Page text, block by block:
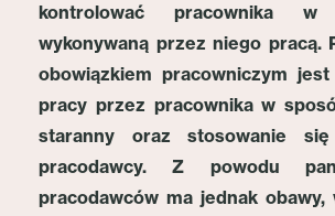
kontrolować pracownika
wykonywaną przez niego pracą.
obowiązkiem pracowniczym jest
pracy przez pracownika w
staranny oraz stosowanie
pracodawcy. Z powodu
pracodawców ma jednak